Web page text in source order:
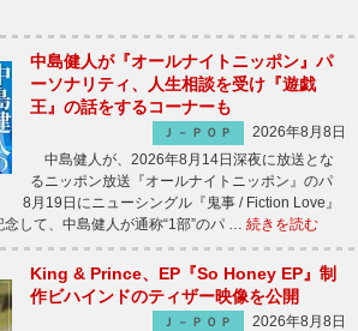
中島健人が『オールナイトニッポン』パ
ーソナリティ、人生相談を受け『遊戯
王』の話をするコーナーも
Ｊ－ＰＯＰ
2026年8月8日
中島健人が、2026年8月14日深夜に放送とな
るニッポン放送『オールナイトニッポン』のパ
8月19日にニューシングル『鬼事 / Fiction Love』
して、中島健人が通称“1部”のパ … 続きを読む
King & Prince、EP『So Honey EP』制
作ビハインドのティザー映像を公開
Ｊ－ＰＯＰ
2026年8月8日